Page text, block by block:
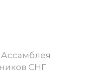
СНГ